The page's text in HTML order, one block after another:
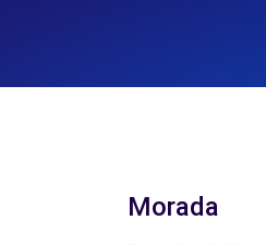
Morada